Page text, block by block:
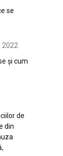
se
2022
și cum
de
din